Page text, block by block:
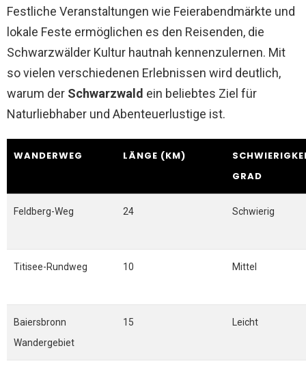
Festliche Veranstaltungen wie Feierabendmärkte und
lokale Feste ermöglichen es den Reisenden, die
Schwarzwälder Kultur hautnah kennenzulernen. Mit
so vielen verschiedenen Erlebnissen wird deutlich,
warum der Schwarzwald ein beliebtes Ziel für
Naturliebhaber und Abenteuerlustige ist.
WANDERWEG LÄNGE (KM)
GRAD
Feldberg-Weg 24 Schwierig
Titisee-Rundweg 10 Mittel
Baiersbronn
Wandergebiet
15 Leicht